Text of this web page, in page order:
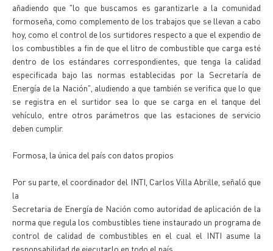
añadiendo que "lo que buscamos es garantizarle a la comunidad
formoseña, como complemento de los trabajos que se llevan a cabo
hoy, como el control de los surtidores respecto a que el expendio de
los combustibles a fin de que el litro de combustible que carga esté
dentro de los estándares correspondientes, que tenga la calidad
especificada bajo las normas establecidas por la Secretaría de
Energía de la Nación", aludiendo a que también se verifica que lo que
se registra en el surtidor sea lo que se carga en el tanque del
vehículo, entre otros parámetros que las estaciones de servicio
deben cumplir.
Formosa, la única del país con datos propios
Por su parte, el coordinador del INTI, Carlos Villa Abrille, señaló que
la
Secretaria de Energía de Nación como autoridad de aplicación de la
norma que regula los combustibles tiene instaurado un programa de
control de calidad de combustibles en el cual el INTI asume la
responsabilidad de ejecutarlo en todo el país.